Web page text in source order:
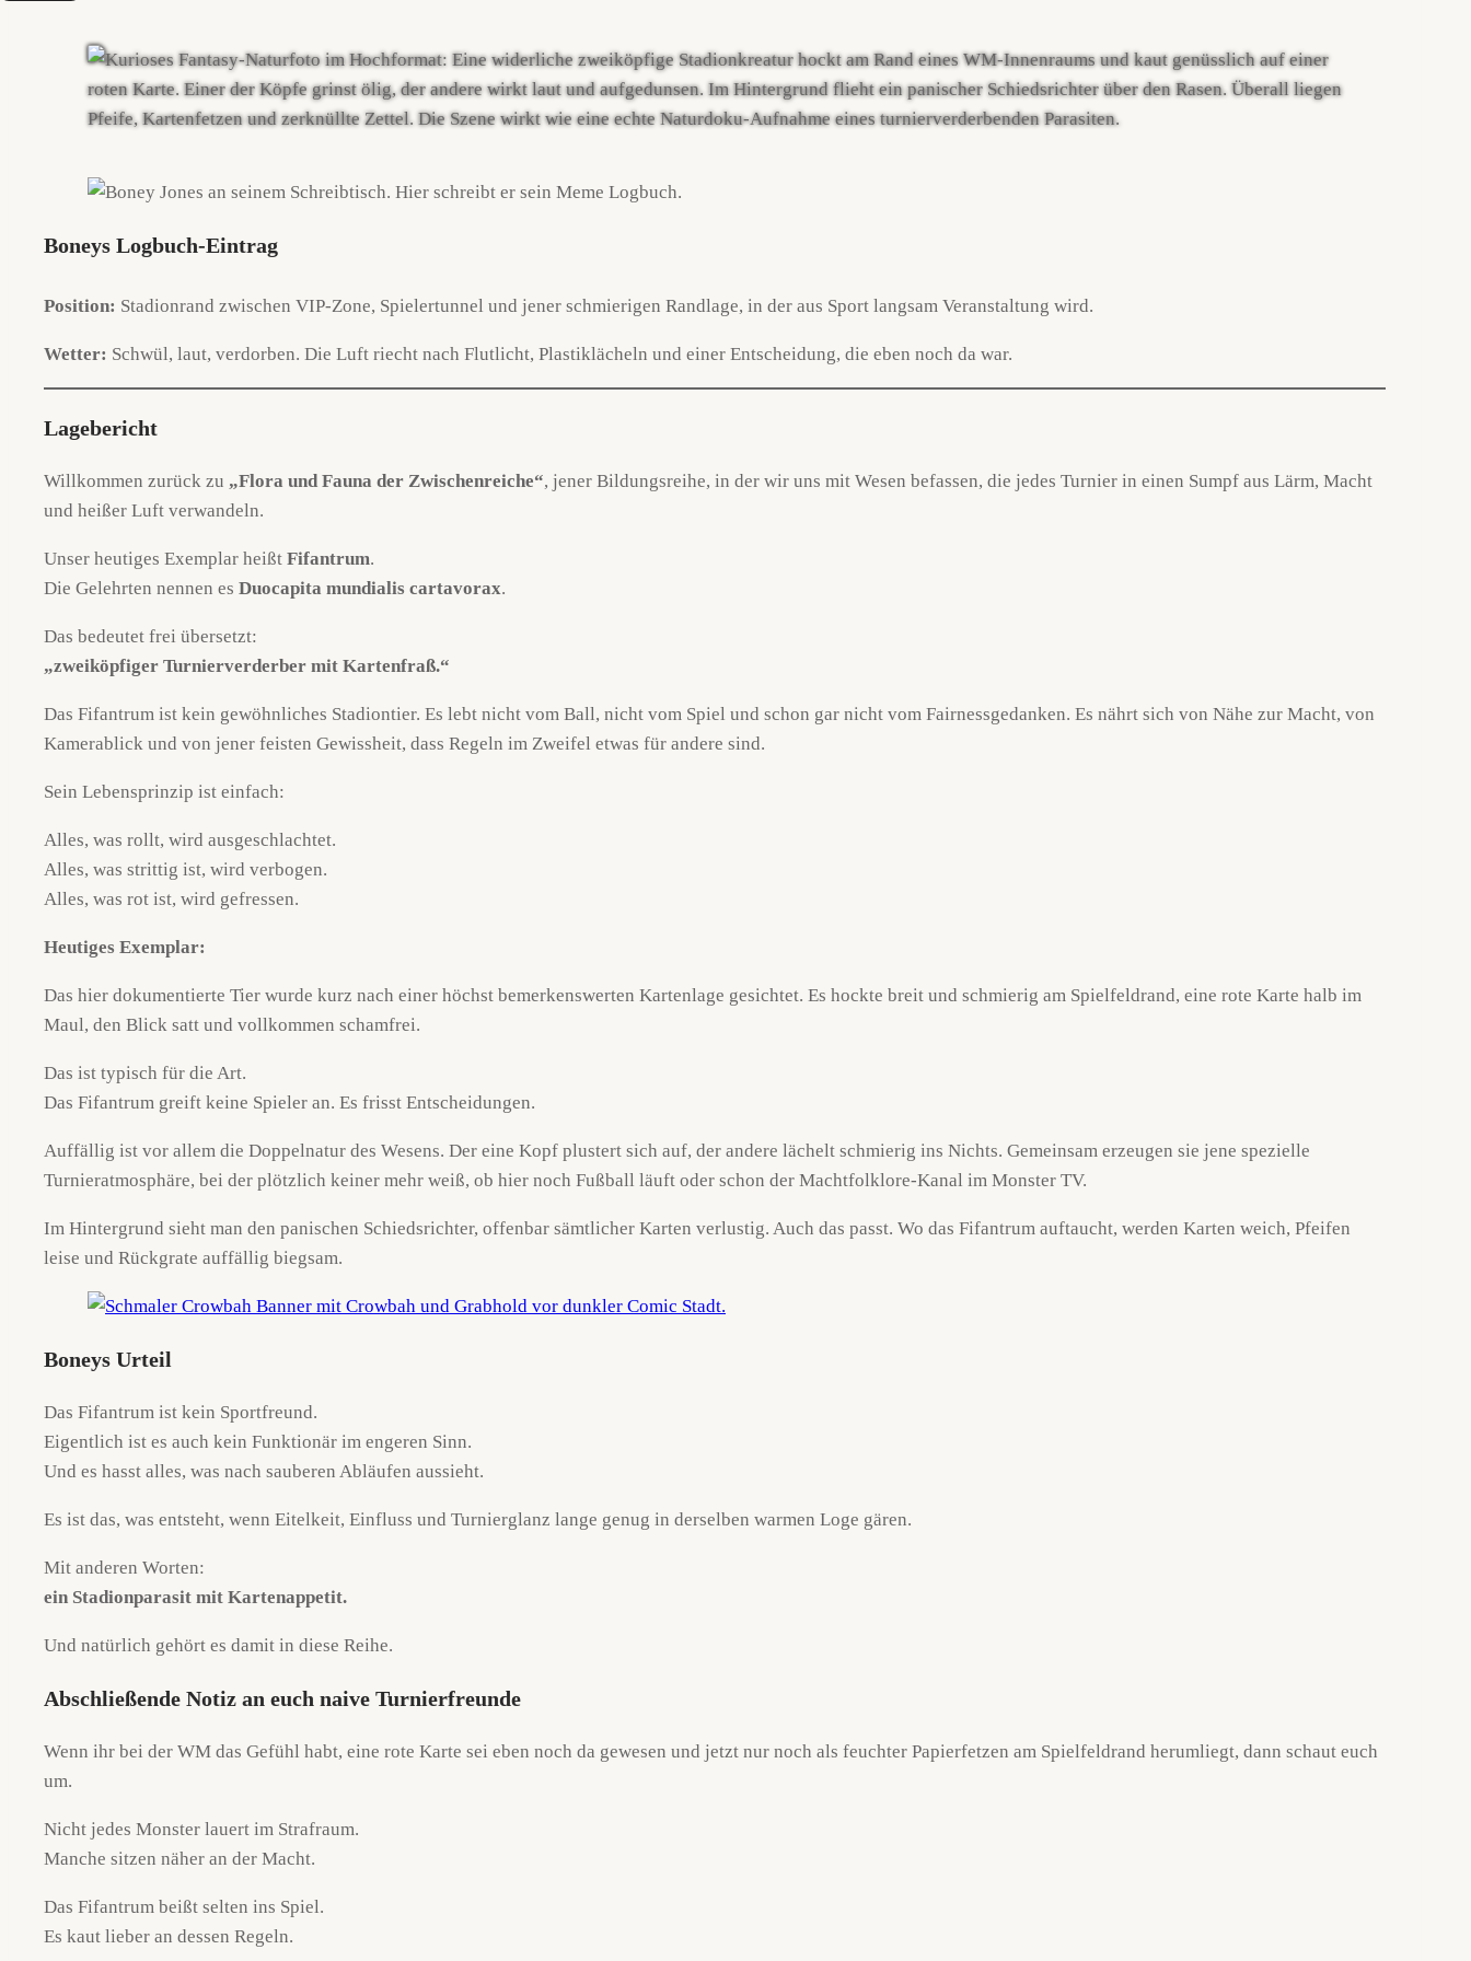
Boneys Logbuch-Eintrag
Position: Stadionrand zwischen VIP-Zone, Spielertunnel und jener schmierigen Randlage, in der aus Sport langsam Veranstaltung wird.
Wetter: Schwül, laut, verdorben. Die Luft riecht nach Flutlicht, Plastiklächeln und einer Entscheidung, die eben noch da war.
Lagebericht
Willkommen zurück zu „Flora und Fauna der Zwischenreiche“, jener Bildungsreihe, in der wir uns mit Wesen befassen, die jedes Turnier in einen Sumpf aus Lärm, Macht
und heißer Luft verwandeln.
Unser heutiges Exemplar heißt Fifantrum.
Die Gelehrten nennen es Duocapita mundialis cartavorax.
Das bedeutet frei übersetzt:
„zweiköpfiger Turnierverderber mit Kartenfraß.“
Das Fifantrum ist kein gewöhnliches Stadiontier. Es lebt nicht vom Ball, nicht vom Spiel und schon gar nicht vom Fairnessgedanken. Es nährt sich von Nähe zur Macht, von
Kamerablick und von jener feisten Gewissheit, dass Regeln im Zweifel etwas für andere sind.
Sein Lebensprinzip ist einfach:
Alles, was rollt, wird ausgeschlachtet.
Alles, was strittig ist, wird verbogen.
Alles, was rot ist, wird gefressen.
Heutiges Exemplar:
Das hier dokumentierte Tier wurde kurz nach einer höchst bemerkenswerten Kartenlage gesichtet. Es hockte breit und schmierig am Spielfeldrand, eine rote Karte halb im
Maul, den Blick satt und vollkommen schamfrei.
Das ist typisch für die Art.
Das Fifantrum greift keine Spieler an. Es frisst Entscheidungen.
Auffällig ist vor allem die Doppelnatur des Wesens. Der eine Kopf plustert sich auf, der andere lächelt schmierig ins Nichts. Gemeinsam erzeugen sie jene spezielle
Turnieratmosphäre, bei der plötzlich keiner mehr weiß, ob hier noch Fußball läuft oder schon der Machtfolklore-Kanal im Monster TV.
Im Hintergrund sieht man den panischen Schiedsrichter, offenbar sämtlicher Karten verlustig. Auch das passt. Wo das Fifantrum auftaucht, werden Karten weich, Pfeifen
leise und Rückgrate auffällig biegsam.
Boneys Urteil
Das Fifantrum ist kein Sportfreund.
Eigentlich ist es auch kein Funktionär im engeren Sinn.
Und es hasst alles, was nach sauberen Abläufen aussieht.
Es ist das, was entsteht, wenn Eitelkeit, Einfluss und Turnierglanz lange genug in derselben warmen Loge gären.
Mit anderen Worten:
ein Stadionparasit mit Kartenappetit.
Und natürlich gehört es damit in diese Reihe.
Abschließende Notiz an euch naive Turnierfreunde
Wenn ihr bei der WM das Gefühl habt, eine rote Karte sei eben noch da gewesen und jetzt nur noch als feuchter Papierfetzen am Spielfeldrand herumliegt, dann schaut euch
um.
Nicht jedes Monster lauert im Strafraum.
Manche sitzen näher an der Macht.
Das Fifantrum beißt selten ins Spiel.
Es kaut lieber an dessen Regeln.